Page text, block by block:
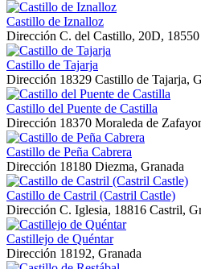
Castillo de Iznalloz
Dirección C. del Castillo, 20D,
Castillo de Tajarja
Dirección 18329 Castillo de Tajarja,
Castillo del Puente de Castilla
Dirección 18370 Moraleda de
Castillo de Peña Cabrera
Dirección 18180 Diezma, Granada
Castillo de Castril (Castril Castle)
Dirección C. Iglesia, 18816 Castril,
Castillejo de Quéntar
Dirección 18192, Granada